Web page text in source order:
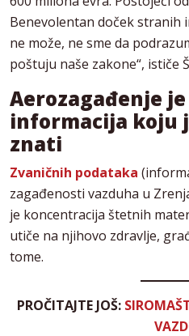
Benevolentan doček stranih
ne može, ne sme da
poštuju naše zakone“, ističe
Aerozagađenje
informacija koju
znati
Zvaničnih podataka
zagađenosti vazduha u
je koncentracija štetnih
utiče na njihovo zdravlje,
tome.
PROČITAJTE JOŠ: